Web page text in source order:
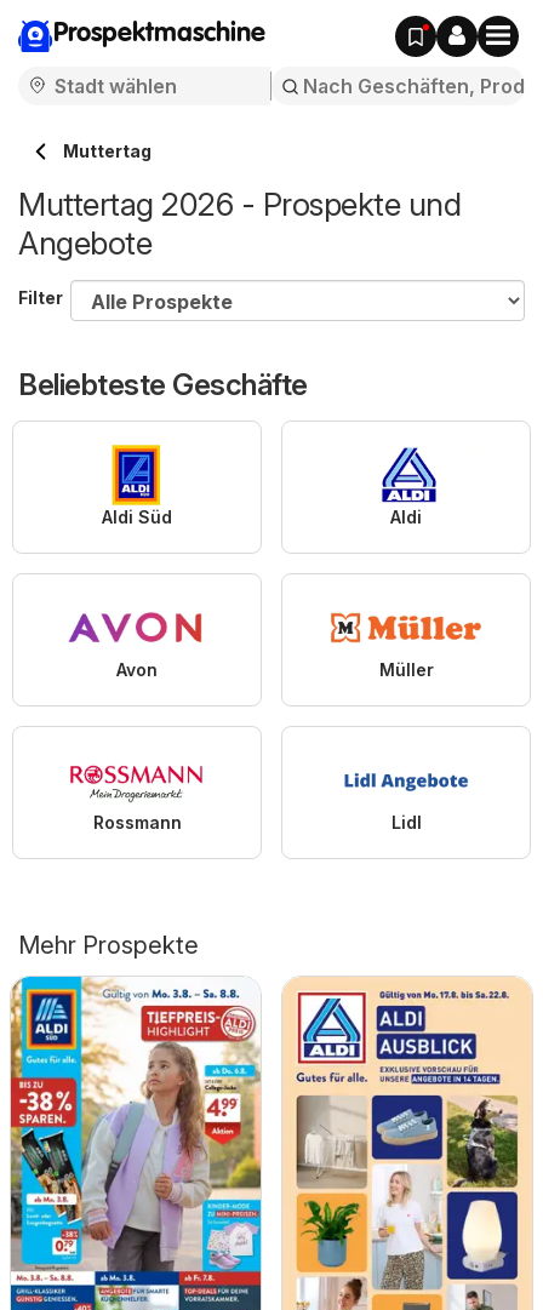
Prospektmaschine
Muttertag
Muttertag 2026 - Prospekte und
Angebote
Filter
Beliebteste Geschäfte
Aldi Süd Aldi
Avon Müller
Rossmann Lidl
Mehr Prospekte